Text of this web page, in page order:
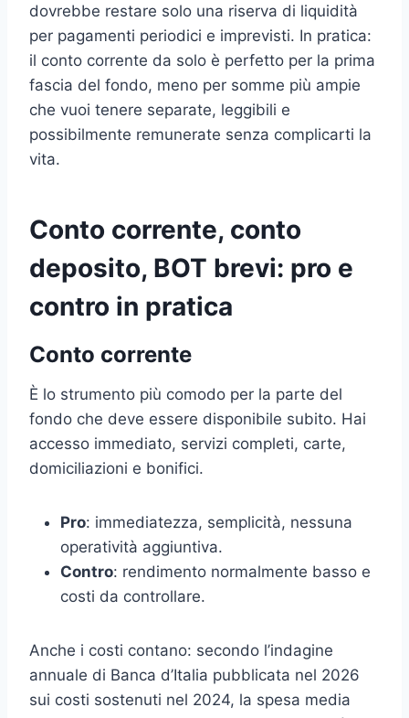
dovrebbe restare solo una riserva di liquidità
per pagamenti periodici e imprevisti. In pratica:
il conto corrente da solo è perfetto per la prima
fascia del fondo, meno per somme più ampie
che vuoi tenere separate, leggibili e
possibilmente remunerate senza complicarti la
vita.
Conto corrente, conto
deposito, BOT brevi: pro e
contro in pratica
Conto corrente
È lo strumento più comodo per la parte del
fondo che deve essere disponibile subito. Hai
accesso immediato, servizi completi, carte,
domiciliazioni e bonifici.
Pro: immediatezza, semplicità, nessuna
operatività aggiuntiva.
Contro: rendimento normalmente basso e
costi da controllare.
Anche i costi contano: secondo l’indagine
annuale di Banca d’Italia pubblicata nel 2026
sui costi sostenuti nel 2024, la spesa media